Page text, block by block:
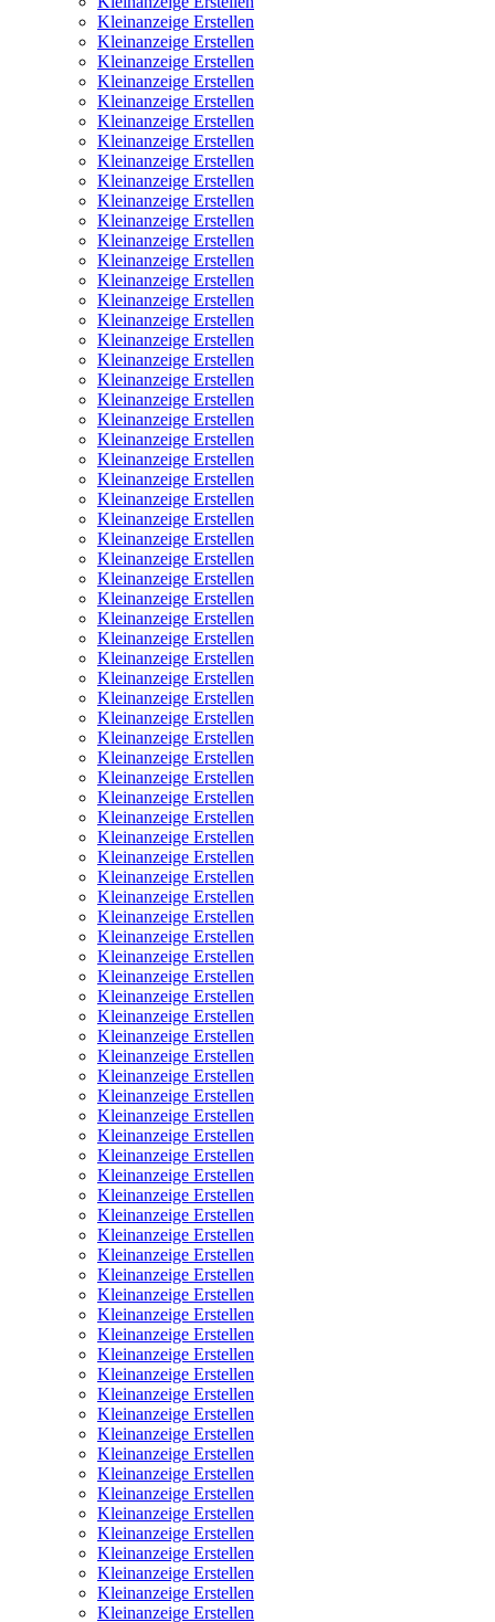
Kleinanzeige Erstellen
Kleinanzeige Erstellen
Kleinanzeige Erstellen
Kleinanzeige Erstellen
Kleinanzeige Erstellen
Kleinanzeige Erstellen
Kleinanzeige Erstellen
Kleinanzeige Erstellen
Kleinanzeige Erstellen
Kleinanzeige Erstellen
Kleinanzeige Erstellen
Kleinanzeige Erstellen
Kleinanzeige Erstellen
Kleinanzeige Erstellen
Kleinanzeige Erstellen
Kleinanzeige Erstellen
Kleinanzeige Erstellen
Kleinanzeige Erstellen
Kleinanzeige Erstellen
Kleinanzeige Erstellen
Kleinanzeige Erstellen
Kleinanzeige Erstellen
Kleinanzeige Erstellen
Kleinanzeige Erstellen
Kleinanzeige Erstellen
Kleinanzeige Erstellen
Kleinanzeige Erstellen
Kleinanzeige Erstellen
Kleinanzeige Erstellen
Kleinanzeige Erstellen
Kleinanzeige Erstellen
Kleinanzeige Erstellen
Kleinanzeige Erstellen
Kleinanzeige Erstellen
Kleinanzeige Erstellen
Kleinanzeige Erstellen
Kleinanzeige Erstellen
Kleinanzeige Erstellen
Kleinanzeige Erstellen
Kleinanzeige Erstellen
Kleinanzeige Erstellen
Kleinanzeige Erstellen
Kleinanzeige Erstellen
Kleinanzeige Erstellen
Kleinanzeige Erstellen
Kleinanzeige Erstellen
Kleinanzeige Erstellen
Kleinanzeige Erstellen
Kleinanzeige Erstellen
Kleinanzeige Erstellen
Kleinanzeige Erstellen
Kleinanzeige Erstellen
Kleinanzeige Erstellen
Kleinanzeige Erstellen
Kleinanzeige Erstellen
Kleinanzeige Erstellen
Kleinanzeige Erstellen
Kleinanzeige Erstellen
Kleinanzeige Erstellen
Kleinanzeige Erstellen
Kleinanzeige Erstellen
Kleinanzeige Erstellen
Kleinanzeige Erstellen
Kleinanzeige Erstellen
Kleinanzeige Erstellen
Kleinanzeige Erstellen
Kleinanzeige Erstellen
Kleinanzeige Erstellen
Kleinanzeige Erstellen
Kleinanzeige Erstellen
Kleinanzeige Erstellen
Kleinanzeige Erstellen
Kleinanzeige Erstellen
Kleinanzeige Erstellen
Kleinanzeige Erstellen
Kleinanzeige Erstellen
Kleinanzeige Erstellen
Kleinanzeige Erstellen
Kleinanzeige Erstellen
Kleinanzeige Erstellen
Kleinanzeige Erstellen